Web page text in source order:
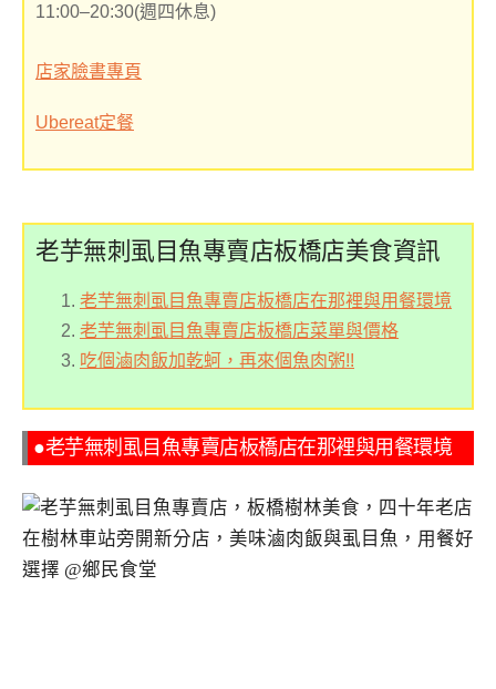
11:00–20:30(週四休息)
店家臉書專頁
Ubereat定餐
老芋無刺虱目魚專賣店板橋店美食資訊
老芋無刺虱目魚專賣店板橋店在那裡與用餐環境
老芋無刺虱目魚專賣店板橋店菜單與價格
吃個滷肉飯加乾蚵，再來個魚肉粥!!
●老芋無刺虱目魚專賣店板橋店在那裡與用餐環境